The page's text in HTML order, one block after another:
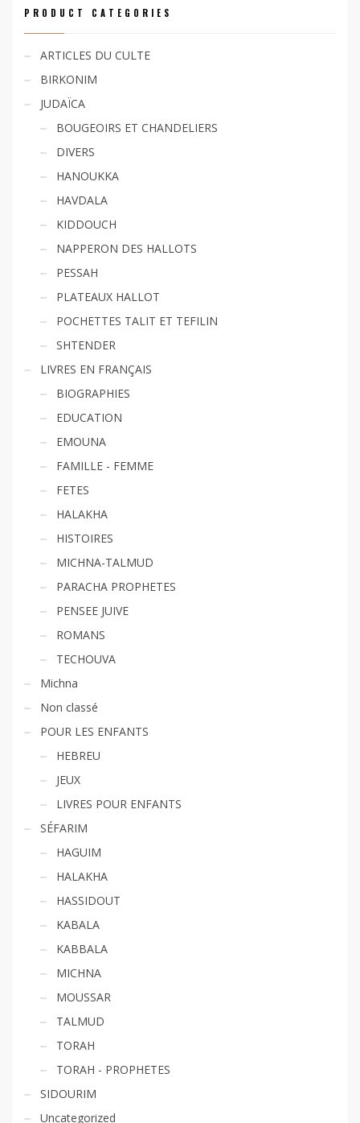
PRODUCT CATEGORIES
ARTICLES DU CULTE
BIRKONIM
JUDAÏCA
BOUGEOIRS ET CHANDELIERS
DIVERS
HANOUKKA
HAVDALA
KIDDOUCH
NAPPERON DES HALLOTS
PESSAH
PLATEAUX HALLOT
POCHETTES TALIT ET TEFILIN
SHTENDER
LIVRES EN FRANÇAIS
BIOGRAPHIES
EDUCATION
EMOUNA
FAMILLE - FEMME
FETES
HALAKHA
HISTOIRES
MICHNA-TALMUD
PARACHA PROPHETES
PENSEE JUIVE
ROMANS
TECHOUVA
Michna
Non classé
POUR LES ENFANTS
HEBREU
JEUX
LIVRES POUR ENFANTS
SÉFARIM
HAGUIM
HALAKHA
HASSIDOUT
KABALA
KABBALA
MICHNA
MOUSSAR
TALMUD
TORAH
TORAH - PROPHETES
SIDOURIM
Uncategorized